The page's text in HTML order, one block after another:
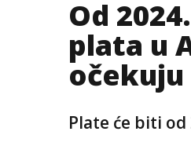
Od
plata u
Plate će biti